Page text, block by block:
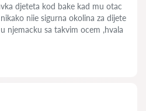
djeteta kod bake kad mu otac
niie sigurna okolina za dijete
njemacku sa takvim ocem ,hvala